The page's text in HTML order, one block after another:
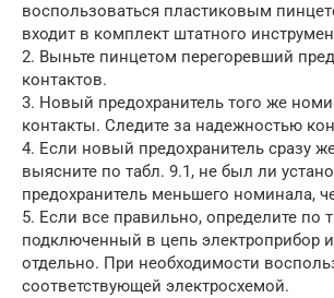
воспользоваться пластиковым
входит в комплект штатного
2. Выньте пинцетом перегоревший
контактов.
3. Новый предохранитель того же
контакты. Следите за надежностью
4. Если новый предохранитель сразу
выясните по табл. 9.1, не был ли
предохранитель меньшего номинала,
5. Если все правильно, определите по
подключенный в цепь электроприбор и
отдельно. При необходимости
соответствующей электросхемой.